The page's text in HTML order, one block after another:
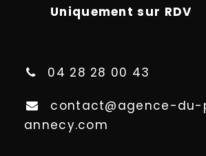
Uniquement sur RDV
04 28 28 00 43
contact@agence-
annecy.com